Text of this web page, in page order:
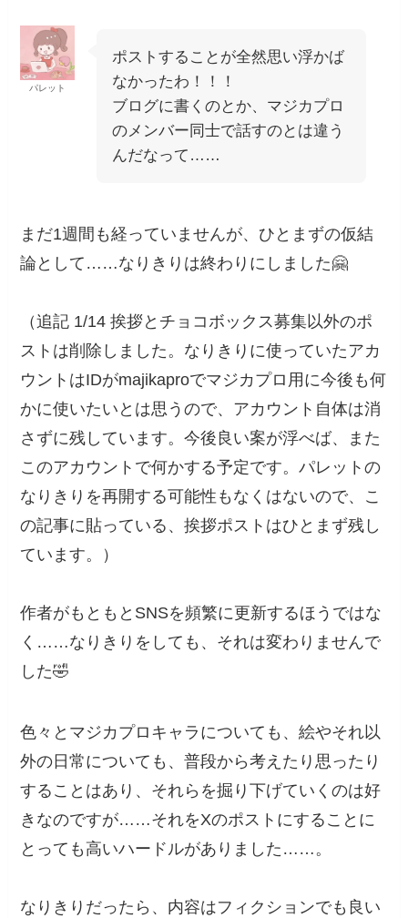
パレット
ポストすることが全然思い浮かば
なかったわ！！！
ブログに書くのとか、マジカプロ
のメンバー同士で話すのとは違う
んだなって……
まだ1週間も経っていませんが、ひとまずの仮結
論として……なりきりは終わりにしました🤗
（追記 1/14 挨拶とチョコボックス募集以外のポ
ストは削除しました。なりきりに使っていたアカ
ウントはIDがmajikaproでマジカプロ用に今後も何
かに使いたいとは思うので、アカウント自体は消
さずに残しています。今後良い案が浮べば、また
このアカウントで何かする予定です。パレットの
なりきりを再開する可能性もなくはないので、こ
の記事に貼っている、挨拶ポストはひとまず残し
ています。）
作者がもともとSNSを頻繁に更新するほうではな
く……なりきりをしても、それは変わりませんで
した🤣
色々とマジカプロキャラについても、絵やそれ以
外の日常についても、普段から考えたり思ったり
することはあり、それらを掘り下げていくのは好
きなのですが……それをXのポストにすることに
とっても高いハードルがありました……。
なりきりだったら、内容はフィクションでも良い